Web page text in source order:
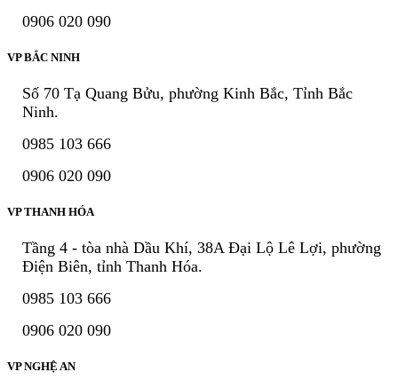
0906 020 090
VP BẮC NINH
Số 70 Tạ Quang Bửu, phường Kinh Bắc, Tỉnh Bắc
Ninh.
0985 103 666
0906 020 090
VP THANH HÓA
Tầng 4 - tòa nhà Dầu Khí, 38A Đại Lộ Lê Lợi, phường
Điện Biên, tỉnh Thanh Hóa.
0985 103 666
0906 020 090
VP NGHỆ AN